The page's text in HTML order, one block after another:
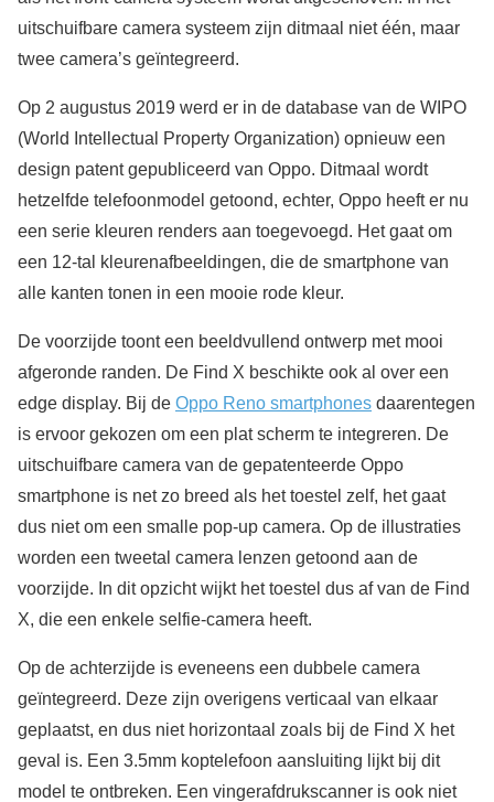
uitschuifbare camera systeem zijn ditmaal niet één, maar
twee camera’s geïntegreerd.
Op 2 augustus 2019 werd er in de database van de WIPO
(World Intellectual Property Organization) opnieuw een
design patent gepubliceerd van Oppo. Ditmaal wordt
hetzelfde telefoonmodel getoond, echter, Oppo heeft er nu
een serie kleuren renders aan toegevoegd. Het gaat om
een 12-tal kleurenafbeeldingen, die de smartphone van
alle kanten tonen in een mooie rode kleur.
De voorzijde toont een beeldvullend ontwerp met mooi
afgeronde randen. De Find X beschikte ook al over een
edge display. Bij de Oppo Reno smartphones daarentegen
is ervoor gekozen om een plat scherm te integreren. De
uitschuifbare camera van de gepatenteerde Oppo
smartphone is net zo breed als het toestel zelf, het gaat
dus niet om een smalle pop-up camera. Op de illustraties
worden een tweetal camera lenzen getoond aan de
voorzijde. In dit opzicht wijkt het toestel dus af van de Find
X, die een enkele selfie-camera heeft.
Op de achterzijde is eveneens een dubbele camera
geïntegreerd. Deze zijn overigens verticaal van elkaar
geplaatst, en dus niet horizontaal zoals bij de Find X het
geval is. Een 3.5mm koptelefoon aansluiting lijkt bij dit
model te ontbreken. Een vingerafdrukscanner is ook niet